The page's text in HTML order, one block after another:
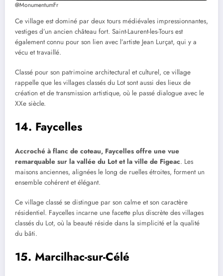
@MonumentumFr
Ce village est dominé par deux tours médiévales impressionnantes,
vestiges d’un ancien château fort. Saint-Laurent-les-Tours est
également connu pour son lien avec l’artiste Jean Lurçat, qui y a
vécu et travaillé.
Classé pour son patrimoine architectural et culturel, ce village
rappelle que les villages classés du Lot sont aussi des lieux de
création et de transmission artistique, où le passé dialogue avec le
XXe siècle.
14. Faycelles
Accroché à flanc de coteau, Faycelles offre une vue
remarquable sur la vallée du Lot et la ville de Figeac. Les
maisons anciennes, alignées le long de ruelles étroites, forment un
ensemble cohérent et élégant.
Ce village classé se distingue par son calme et son caractère
résidentiel. Faycelles incarne une facette plus discrète des villages
classés du Lot, où la beauté réside dans la simplicité et la qualité
du bâti.
15. Marcilhac-sur-Célé